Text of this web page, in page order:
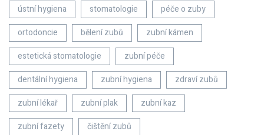
ústní hygiena stomatologie
péče o zuby
ortodoncie
bělení zubů
zubní kámen
estetická stomatologie
zubní péče
dentální hygiena
zubní hygiena
zdraví zubů
zubní lékař
zubní plak
zubní kaz
zubní fazety
čištění zubů